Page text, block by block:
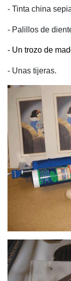
- Tinta china
- Palillos de
- Un trozo de
- Unas tijeras.